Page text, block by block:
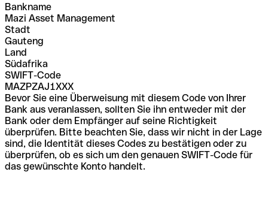
Bankname
Mazi Asset Management
Stadt
Gauteng
Land
Südafrika
SWIFT-Code
MAZPZAJ1XXX
Bevor Sie eine Überweisung mit diesem Code von Ihrer
Bank aus veranlassen, sollten Sie ihn entweder mit der
Bank oder dem Empfänger auf seine Richtigkeit
überprüfen. Bitte beachten Sie, dass wir nicht in der Lage
sind, die Identität dieses Codes zu bestätigen oder zu
überprüfen, ob es sich um den genauen SWIFT-Code für
das gewünschte Konto handelt.